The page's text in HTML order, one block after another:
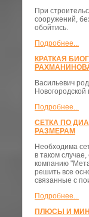
При
сооружений,
обойтись.
Подробнее...
КРАТКАЯ
Васильевич
Новогородской
Подробнее...
СЕТКА ПО
РАЗМЕРАМ
Необходима
в таком
компанию
решить все
связанные с
Подробнее...
ПЛЮСЫ И